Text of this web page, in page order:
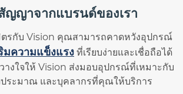
ญญาจากแบรนด์ของเรา
รกับ Vision คุณสามารถคาดหวังอุปกรณ์
มความแข็งแรง ที่เรียบง่ายและเชื่อถือได้
างใจให้ Vision ส่งมอบอุปกรณ์ที่เหมาะกับ
ประมาณ และบุคลากรที่คุณให้บริการ